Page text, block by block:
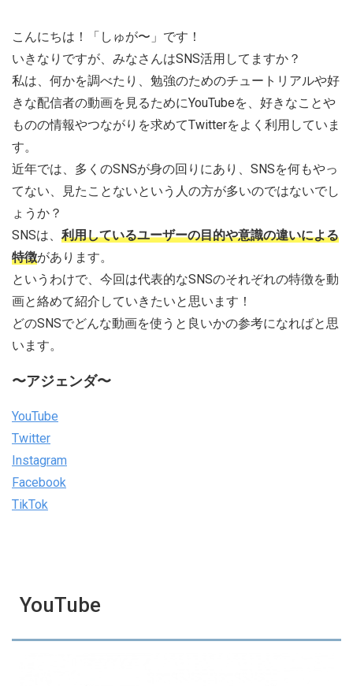
こんにちは！「しゅが〜」です！
いきなりですが、みなさんはSNS活用してますか？
私は、何かを調べたり、勉強のためのチュートリアルや好
きな配信者の動画を見るためにYouTubeを、好きなことや
ものの情報やつながりを求めてTwitterをよく利用していま
す。
近年では、多くのSNSが身の回りにあり、SNSを何もやっ
てない、見たことないという人の方が多いのではないでし
ょうか？
SNSは、 利用しているユーザーの目的や意識の違いによる
特徴があります。
というわけで、今回は代表的なSNSのそれぞれの特徴を動
画と絡めて紹介していきたいと思います！
どのSNSでどんな動画を使うと良いかの参考になればと思
います。
〜アジェンダ〜
YouTube
Twitter
Instagram
Facebook
TikTok
YouTube